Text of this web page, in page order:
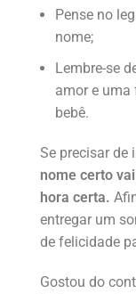
Pense no
nome;
Lembre-se
amor e uma
bebê.
Se precisar de
nome certo
hora certa.
entregar um
de felicidade
Gostou do